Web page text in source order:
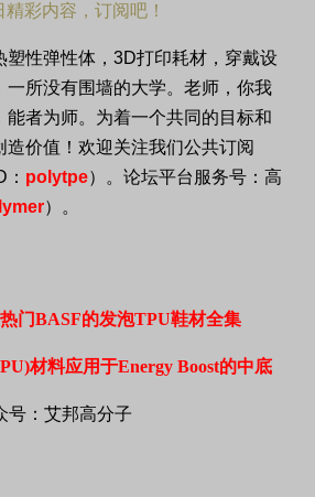
精彩内容，订阅吧！
性弹性体， 3D打印耗材，穿戴设
一所没有围墙的大学。老师，你我
能者为师。为着一个共同的目标和
造价值！欢迎关注我们公共订阅
： polytpe）。论坛平台服务号：高
）。
门BASF的发泡TPU鞋材全集
号：艾邦高分子